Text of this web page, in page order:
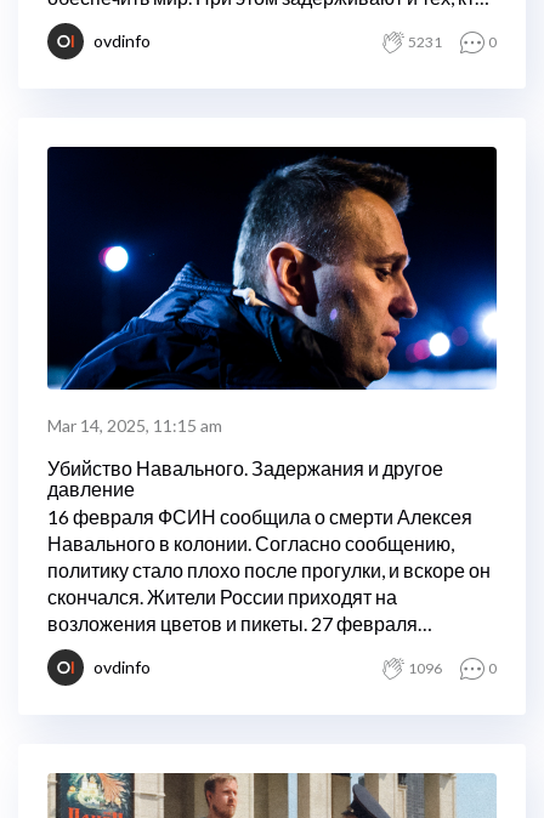
не выступает против войны, а лишь критикует то,
как она ведется.
ovdinfo 5231 0
Mar 14, 2025, 11:15 am
Убийство Навального. Задержания и другое
давление
16 февраля ФСИН сообщила о смерти Алексея
Навального в колонии. Согласно сообщению,
политику стало плохо после прогулки, и вскоре он
скончался. Жители России приходят на
возложения цветов и пикеты. 27 февраля
участники акций стали вспоминать другого
убитого оппозиционера Бориса Немцова.
ovdinfo 1096 0